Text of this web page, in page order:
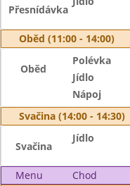
Přesnídávka
Oběd (11:00 - 14:00)
Oběd
Polévka
Jídlo
Nápoj
Svačina (14:00 - 14:30)
Svačina
Jídlo
Menu Chod